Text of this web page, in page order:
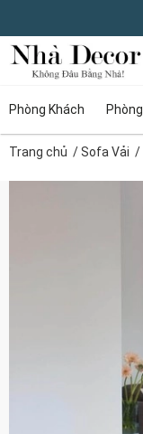
Phòng Khách
Trang chủ /Sofa Vải /